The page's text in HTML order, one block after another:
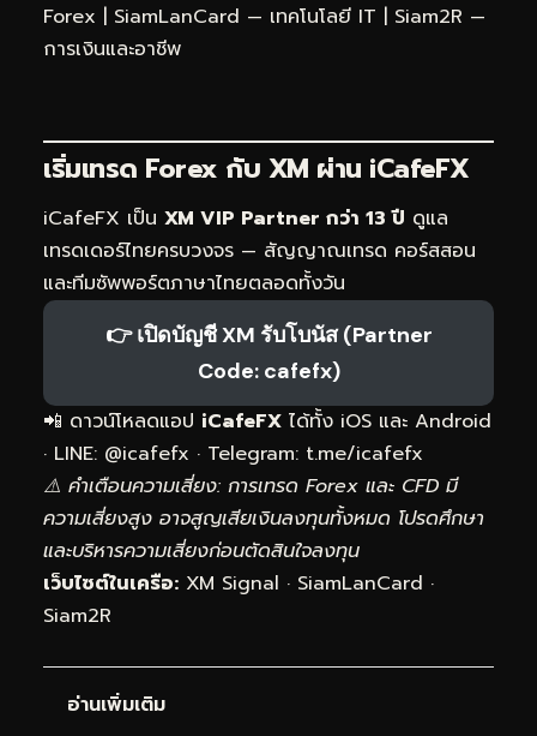
Forex | SiamLanCard — เทคโนโลยี IT | Siam2R —
การเงินและอาชีพ
เริ่มเทรด Forex กับ XM ผ่าน iCafeFX
iCafeFX เป็น XM VIP Partner กว่า 13 ปี ดูแล
เทรดเดอร์ไทยครบวงจร — สัญญาณเทรด คอร์สสอน
และทีมซัพพอร์ตภาษาไทยตลอดทั้งวัน
👉 เปิดบัญชี XM รับโบนัส (Partner
Code: cafefx)
📲 ดาวน์โหลดแอป iCafeFX ได้ทั้ง iOS และ Android
· LINE: @icafefx · Telegram: t.me/icafefx
⚠️ คำเตือนความเสี่ยง: การเทรด Forex และ CFD มี
ความเสี่ยงสูง อาจสูญเสียเงินลงทุนทั้งหมด โปรดศึกษา
และบริหารความเสี่ยงก่อนตัดสินใจลงทุน
เว็บไซต์ในเครือ: XM Signal · SiamLanCard ·
Siam2R
อ่านเพิ่มเติม